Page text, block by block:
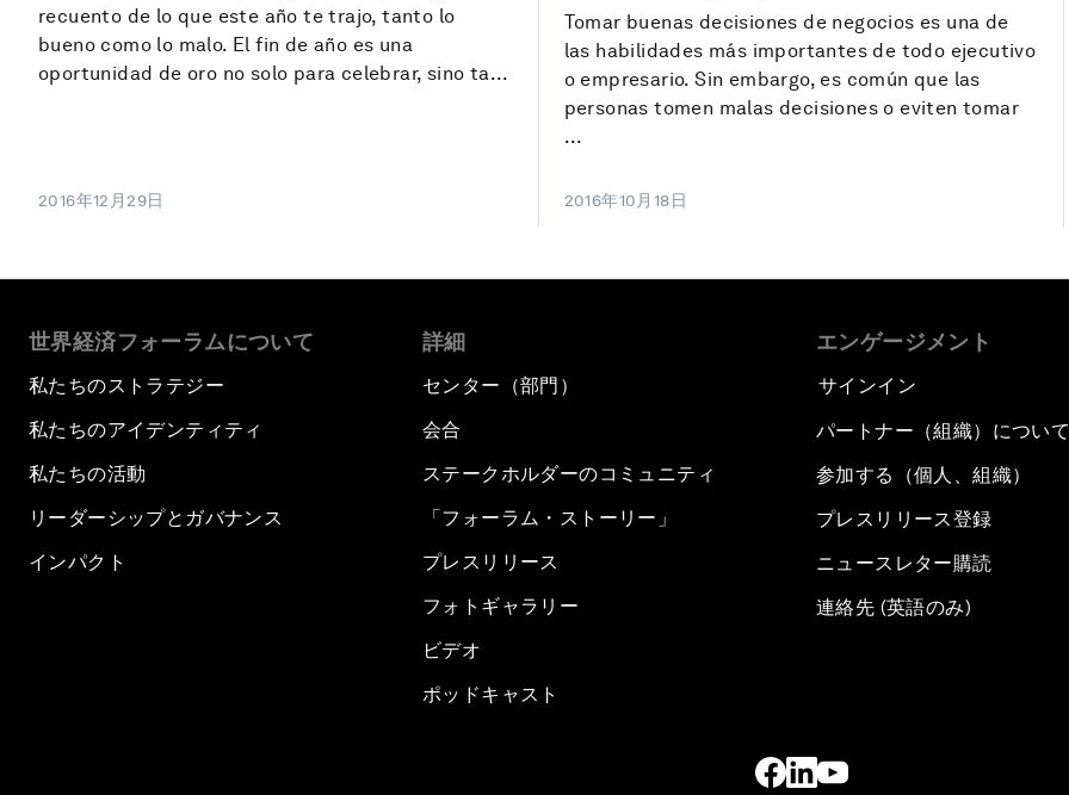
recuento de lo que este año te trajo, tanto lo
bueno como lo malo. El fin de año es una
oportunidad de oro no solo para celebrar, sino ta...
2016年12月29日
Tomar buenas decisiones de negocios es una de
las habilidades más importantes de todo ejecutivo
o empresario. Sin embargo, es común que las
personas tomen malas decisiones o eviten tomar
...
2016年10月18日
世界経済フォーラムについて
私たちのストラテジー
私たちのアイデンティティ
私たちの活動
リーダーシップとガバナンス
インパクト
詳細
センター（部門）
会合
ステークホルダーのコミュニティ
「フォーラム・ストーリー」
プレスリリース
フォトギャラリー
ビデオ
ポッドキャスト
エンゲージメント
サインイン
パートナー（組織）について
参加する（個人、組織）
プレスリリース登録
ニュースレター購読
連絡先 (英語のみ)